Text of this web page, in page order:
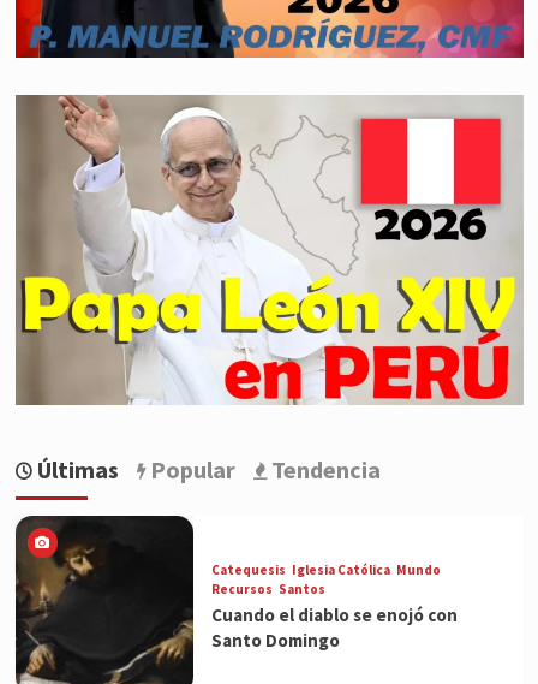
Últimas Popular Tendencia
Catequesis Iglesia Católica Mundo
Recursos Santos
Cuando el diablo se enojó con
Santo Domingo